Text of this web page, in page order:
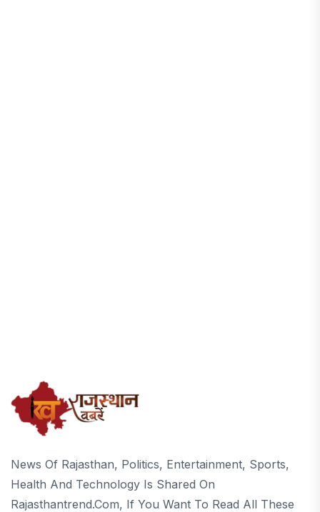
News Of Rajasthan, Politics, Entertainment, Sports,
Health And Technology Is Shared On
Rajasthantrend.com, If You Want To Read All These